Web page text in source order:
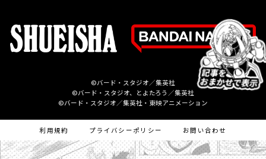
©バード・スタジオ／集英社
©バード・スタジオ、とよたろう／集英社
©バード・スタジオ／集英社・東映アニメーション
利用規約 プライバシーポリシー お問い合わせ